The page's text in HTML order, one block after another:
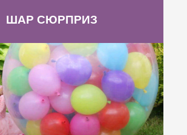
ШАР СЮРПРИЗ